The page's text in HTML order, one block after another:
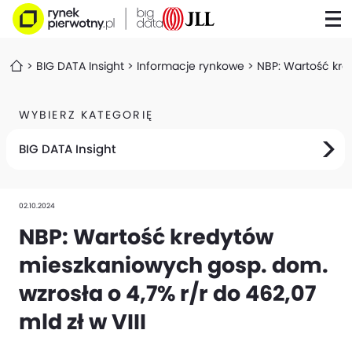
BIG DATA Insight Informacje rynkowe NBP: Wartość
WYBIERZ KATEGORIĘ
BIG DATA Insight
02.10.2024
NBP: Wartość kredytów
mieszkaniowych gosp. dom.
wzrosła o 4,7% r/r do 462,07
mld zł w VIII